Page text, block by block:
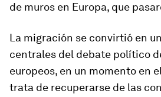
de muros en Europa, que
La migración se convirtió en
centrales del debate político
europeos, en un momento en
trata de recuperarse de las